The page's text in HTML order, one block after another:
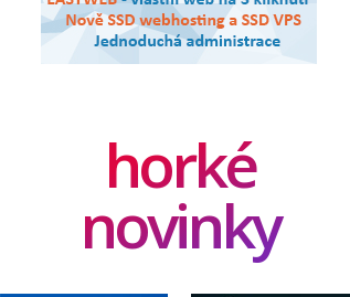
horké
novinky